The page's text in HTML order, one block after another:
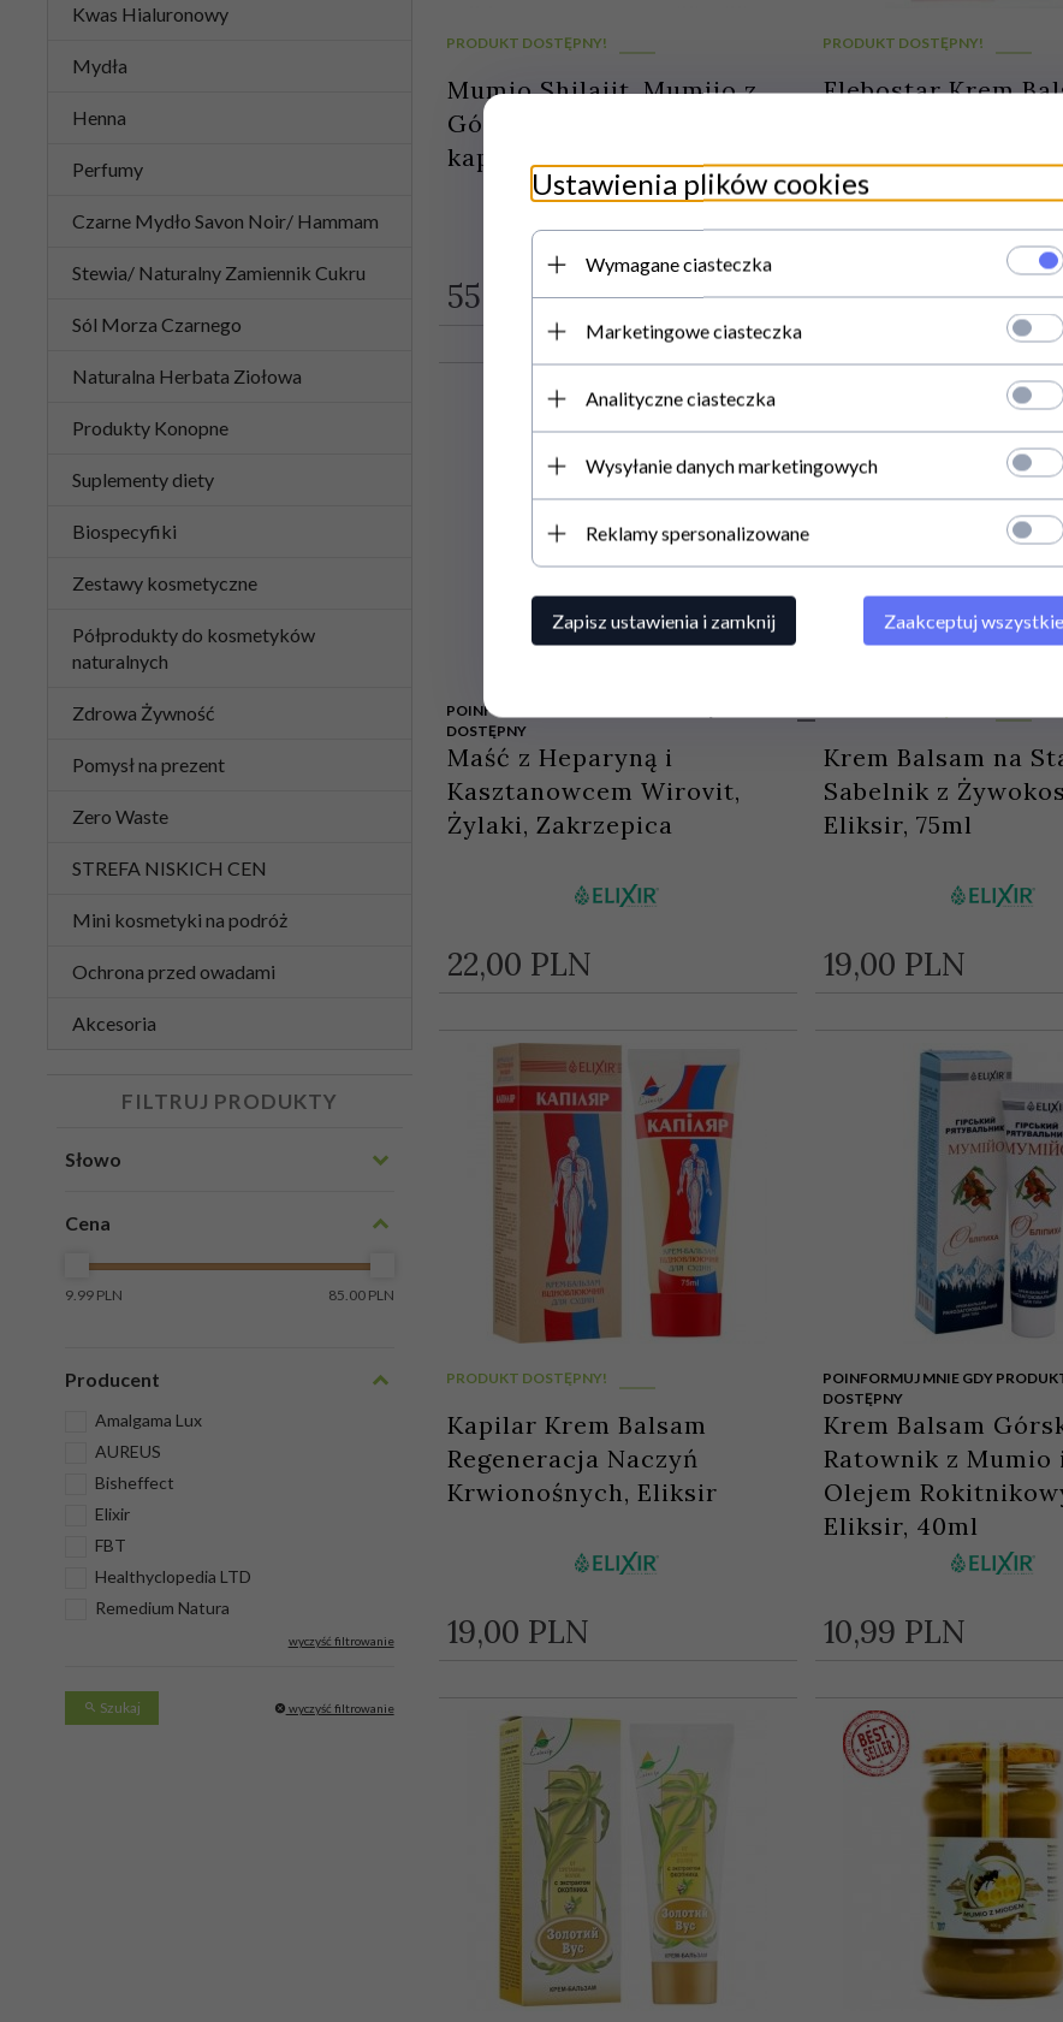
Kwas Hialuronowy
Mydła
Henna
Perfumy
Czarne Mydło Savon Noir/ Hammam
Stewia/ Naturalny Zamiennik Cukru
Sól Morza Czarnego
Naturalna Herbata Ziołowa
Produkty Konopne
Suplementy diety
Biospecyfiki
Zestawy kosmetyczne
Półprodukty do kosmetyków
naturalnych
Zdrowa Żywność
Pomysł na prezent
Zero Waste
STREFA NISKICH CEN
Mini kosmetyki na podróż
Ochrona przed owadami
Akcesoria
FILTRUJ PRODUKTY
Słowo
Cena
9.99 PLN 85.00 PLN
Producent
Amalgama Lux
AUREUS
Bisheffect
Elixir
FBT
Healthyclopedia LTD
Remedium Natura
wyczyść filtrowanie
Szukaj wyczyść filtrowanie
PRODUKT DOSTĘPNY!
Mumio Shilajit, Mumijo z
Gór Tien Szan, 30
kapsulek/ 500 mg
55, PLN
PRODUKT DOSTĘPNY!
Flebostar Krem
Eliksir
19,00 PLN
POINFORMUJ MNIE GDY PRODUKT BĘDZIE
DOSTĘPNY
Maść z Heparyną i
Kasztanowcem Wirovit,
Żylaki, Zakrzepica
22,00 PLN
Krem Balsam na
Sabelnik z
Eliksir, 75ml
19,00 PLN
PRODUKT DOSTĘPNY!
Kapilar Krem Balsam
Regeneracja Naczyń
Krwionośnych, Eliksir
19,00 PLN
POINFORMUJ MNIE GDY
DOSTĘPNY
Krem Balsam
Ratownik z Mumio
Olejem
Eliksir, 40ml
10,99 PLN
Ustawienia plików cookies
Wymagane ciasteczka
Marketingowe ciasteczka
Analityczne ciasteczka
Wysyłanie danych marketingowych
Reklamy spersonalizowane
Zapisz ustawienia i zamknij Zaakceptuj wszystkie